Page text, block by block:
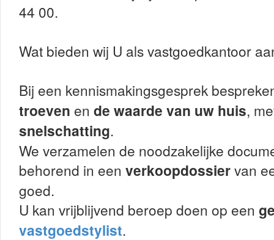
44 00.
Wat bieden wij U als vastgoedkantoor
Bij een kennismakingsgesprek
troeven en de waarde van uw huis,
snelschatting.
We verzamelen de noodzakelijke
behorend in een verkoopdossiervan
goed.
U kan vrijblijvend beroep doen op een
vastgoedstylist.